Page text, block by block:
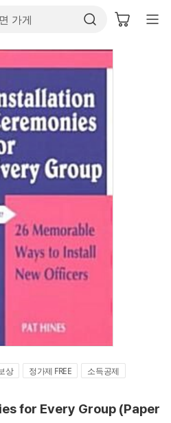
상 정가제 FREE
소득공제
for Every Group (Paper